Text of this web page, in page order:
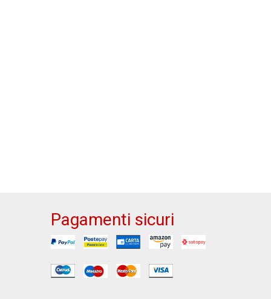
Pagamenti sicuri